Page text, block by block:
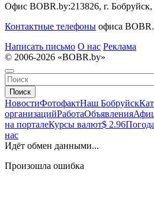
Офис BOBR.by:213826, г.
Контактные телефоны офиса
Написать письмо О нас Реклама
© 2006-2026 «BOBR.by»
Поиск
НовостиФотофактНаш Бобруйск
организацийРаботаОбъявления
на порталеКурсы валют$ 2.96Погода
нас
Идёт обмен данными...
Произошла ошибка